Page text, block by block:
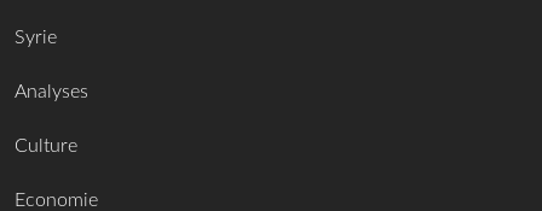
Syrie
Analyses
Culture
Economie